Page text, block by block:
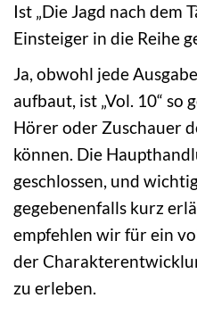
Ist „Die Jagd nach dem
Einsteiger in die Reihe
Ja, obwohl jede
aufbaut, ist „Vol. 10“ so
Hörer oder Zuschauer
können. Die
geschlossen, und
gegebenenfalls kurz
empfehlen wir für ein
der
zu erleben.